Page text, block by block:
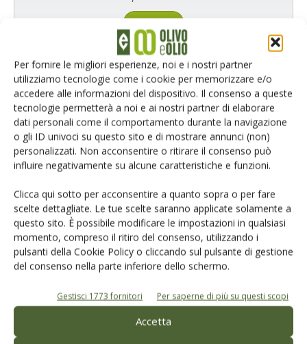
Per fornire le migliori esperienze, noi e i nostri partner
utilizziamo tecnologie come i cookie per memorizzare e/o
accedere alle informazioni del dispositivo. Il consenso a queste
tecnologie permetterà a noi e ai nostri partner di elaborare
dati personali come il comportamento durante la navigazione
o gli ID univoci su questo sito e di mostrare annunci (non)
personalizzati. Non acconsentire o ritirare il consenso può
influire negativamente su alcune caratteristiche e funzioni.
Clicca qui sotto per acconsentire a quanto sopra o per fare
scelte dettagliate. Le tue scelte saranno applicate solamente a
questo sito. È possibile modificare le impostazioni in qualsiasi
momento, compreso il ritiro del consenso, utilizzando i
pulsanti della Cookie Policy o cliccando sul pulsante di gestione
del consenso nella parte inferiore dello schermo.
Gestisci 1773 fornitori Per saperne di più su questi scopi
Accetta
L'Esperto risponde
I consigli di Terra e Vita agli agricoltori